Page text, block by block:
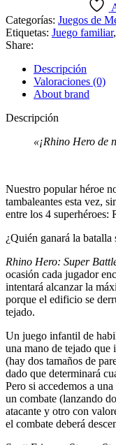
Categorías: Juegos de
Etiquetas: Juego familiar,
Share:
Descripción
Valoraciones (0)
About brand
Descripción
«¡Rhino Hero de
Nuestro popular héroe
tambaleantes esta vez,
entre los 4
¿Quién ganará la
Rhino Hero: Super
ocasión cada jugador
intentará alcanzar la
porque el edificio se
tejado.
Un juego infantil de
una mano de tejado que
(hay dos tamaños de
dado que determinará
Pero si accedemos a
un combate (lanzando
atacante y otro con
el combate deberá